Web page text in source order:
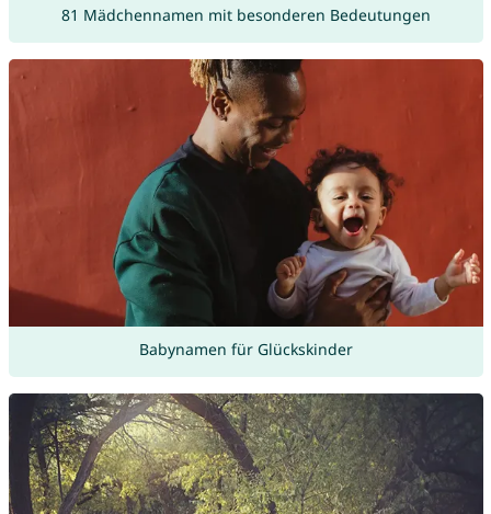
81 Mädchennamen mit besonderen Bedeutungen
Babynamen für Glückskinder